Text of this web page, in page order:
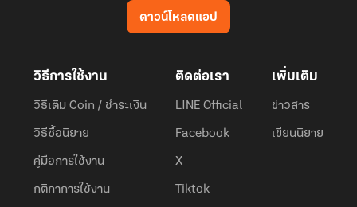
ดาวน์โหลดแอป
วิธีการใช้งาน
วิธีเติม Coin / ชำระเงิน
วิธีซื้อนิยาย
คู่มือการใช้งาน
กติกาการใช้งาน
ติดต่อเรา
LINE Official
Facebook
X
Tiktok
เพิ่มเติม
ข่าวสาร
เขียนนิยาย